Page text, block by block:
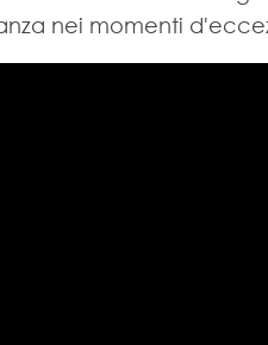
nei momenti